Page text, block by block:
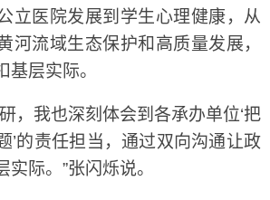
立医院发展到学生心理健康，从
河流域生态保护和高质量发展，
基层实际。
我也深刻体会到各承办单位‘把
’的责任担当，通过双向沟通让政
际。”张闪烁说。